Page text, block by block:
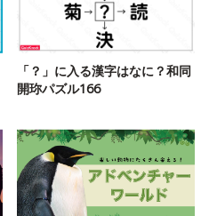
「？」に入る漢字はなに？和同
開珎パズル166